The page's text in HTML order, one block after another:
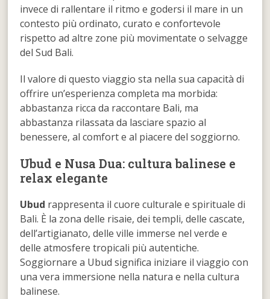
invece di rallentare il ritmo e godersi il mare in un
contesto più ordinato, curato e confortevole
rispetto ad altre zone più movimentate o selvagge
del Sud Bali.
Il valore di questo viaggio sta nella sua capacità di
offrire un’esperienza completa ma morbida:
abbastanza ricca da raccontare Bali, ma
abbastanza rilassata da lasciare spazio al
benessere, al comfort e al piacere del soggiorno.
Ubud e Nusa Dua: cultura balinese e
relax elegante
Ubud rappresenta il cuore culturale e spirituale di
Bali. È la zona delle risaie, dei templi, delle cascate,
dell’artigianato, delle ville immerse nel verde e
delle atmosfere tropicali più autentiche.
Soggiornare a Ubud significa iniziare il viaggio con
una vera immersione nella natura e nella cultura
balinese.